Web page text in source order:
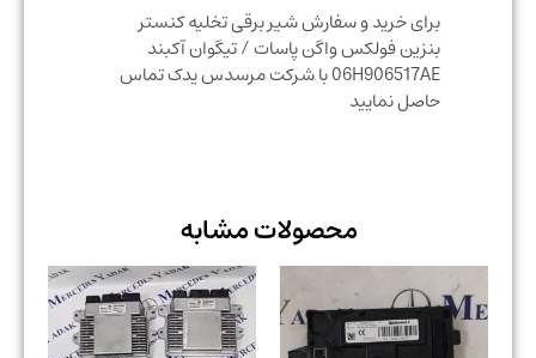
برای خرید و سفارش شیر برقی تخلیه کنستر
بنزین فولکس واگن پاسات / تیگوان آکبند
06H906517AE با شرکت مرسدس یدک تماس
حاصل نمایید
محصولات مشابه